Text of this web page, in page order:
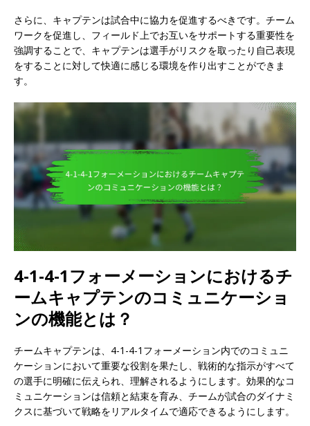
さらに、キャプテンは試合中に協力を促進するべきです。チーム
ワークを促進し、フィールド上でお互いをサポートする重要性を
強調することで、キャプテンは選手がリスクを取ったり自己表現
をすることに対して快適に感じる環境を作り出すことができま
す。
4-1-4-1フォーメーションにおけるチ
ームキャプテンのコミュニケーショ
ンの機能とは？
チームキャプテンは、4-1-4-1フォーメーション内でのコミュニ
ケーションにおいて重要な役割を果たし、戦術的な指示がすべて
の選手に明確に伝えられ、理解されるようにします。効果的なコ
ミュニケーションは信頼と結束を育み、チームが試合のダイナミ
クスに基づいて戦略をリアルタイムで適応できるようにします。